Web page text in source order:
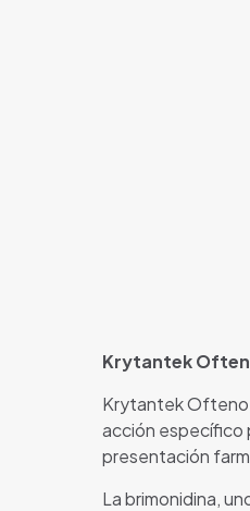
Krytantek
Krytantek Ofteno,
acción específico
presentación
La brimonidina,